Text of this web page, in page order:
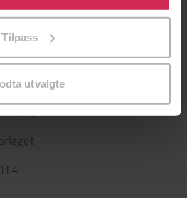
spesifikke formål ved å klikke
Tilpass
utvalgte
forandrer livet ditt
Larssen